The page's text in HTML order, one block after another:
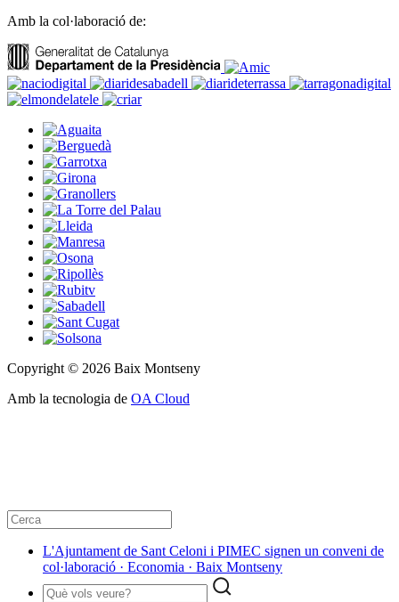
Amb la col·laboració de:
Copyright © 2026 Baix Montseny
Amb la tecnologia de OA Cloud
L'Ajuntament de Sant Celoni i PIMEC signen un conveni de
col·laboració · Economia · Baix Montseny